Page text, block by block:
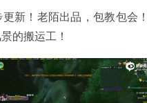
！老陌出品，包教包会
的搬运工！